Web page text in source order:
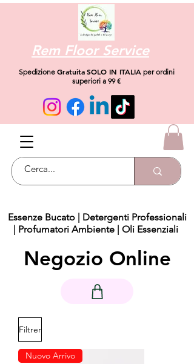
Rem Floor Service
Spedizione Gratuita SOLO IN ITALIAper ordini
superiori a 99 €
Essenze Bucato| Detergenti Professionali
| Profumatori Ambiente | Oli Essenziali
Negozio Online
Filtrer
Nuovo Arrivo